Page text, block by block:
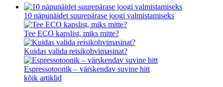
10 näpunäidet suurepärase joogi valmistamiseks
Tee ECO kapslist, miks mitte?
Kuidas valida reisikohvimasinat?
Espressotoonik – värskendav suvine hitt
kõik artiklid